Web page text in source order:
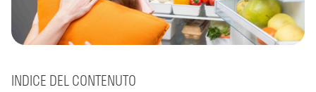
INDICE DEL CONTENUTO